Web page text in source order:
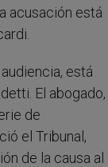
acusación está
está
El abogado,
de
el Tribunal,
de la causa al